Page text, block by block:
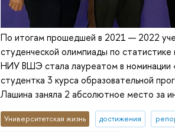
По итогам прошедшей в 2021 — 2022
студенческой олимпиады по
НИУ ВШЭ стала лауреатом в номинации
студентка 3 курса образовательной
Лашина заняла 2 абсолютное место за
Университетская жизнь достижения